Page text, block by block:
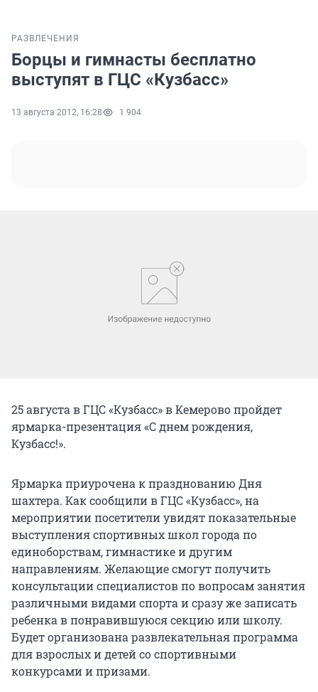
РАЗВЛЕЧЕНИЯ
Борцы и гимнасты бесплатно
выступят в ГЦС «Кузбасс»
13 августа 2012, 16:28 1 904
25 августа в ГЦС «Кузбасс» в Кемерово пройдет
ярмарка-презентация «С днем рождения,
Кузбасс!».
Ярмарка приурочена к празднованию Дня
шахтера. Как сообщили в ГЦС «Кузбасс», на
мероприятии посетители увидят показательные
выступления спортивных школ города по
единоборствам, гимнастике и другим
направлениям. Желающие смогут получить
консультации специалистов по вопросам занятия
различными видами спорта и сразу же записать
ребенка в понравившуюся секцию или школу.
Будет организована развлекательная программа
для взрослых и детей со спортивными
конкурсами и призами.